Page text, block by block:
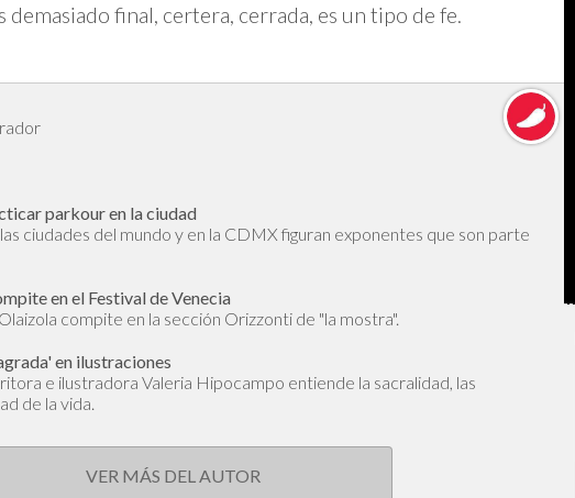
demasiado final, certera, cerrada, es un tipo de fe.
parkour en la ciudad
ciudades del mundo y en la CDMX figuran exponentes que son parte
en el Festival de Venecia
compite en la sección Orizzonti de "la mostra".
en ilustraciones
e ilustradora Valeria Hipocampo entiende la sacralidad, las
de la vida.
VER MÁS DEL AUTOR